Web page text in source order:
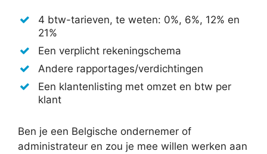
4 btw-tarieven, te weten: 0%, 6%, 12% en
21%
Een verplicht rekeningschema
Andere rapportages/verdichtingen
Een klantenlisting met omzet en btw per
klant
Ben je een Belgische ondernemer of
administrateur en zou je mee willen werken aan